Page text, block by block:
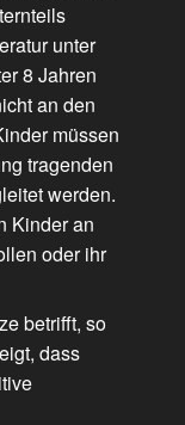
unter
8 Jahren
an den
müssen
tragenden
werden.
Kinder an
oder ihr
betrifft, so
dass